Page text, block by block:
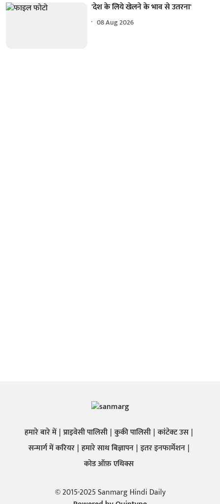
'देश के लिये खेलने के भाव से उतरना'
08 Aug 2026
हमारे बारे में प्राइवेसी पालिसी कुकी पालिसी कांटेक्ट उस
सन्मार्ग में करियर हमारे साथ बिज्ञापन इतर इनफार्मेशन
कोड ऑफ़ एथिक्स
© 2015-2025 Sanmarg Hindi Daily